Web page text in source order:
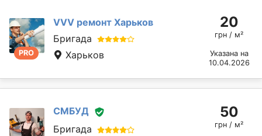
PRO
VVV ремонт Харьков
Бригада
Харьков
20
грн / м²
Указана на
10.04.2026
СМБУД
Бригада
50
грн / м²